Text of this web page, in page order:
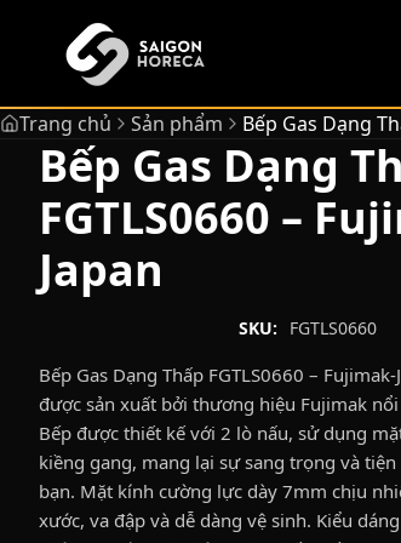
chính
Trang chủ Sản phẩm Bếp Gas Dạng
Bếp Gas Dạng
FGTLS0660 –
Japan
SKU: FGTLS0660
Bếp Gas Dạng Thấp FGTLS0660 –
được sản xuất bởi thương hiệu Fujimak
Bếp được thiết kế với 2 lò nấu, sử dụng
kiềng gang, mang lại sự sang trọng và
bạn. Mặt kính cường lực dày 7mm chịu
xước, va đập và dễ dàng vệ sinh. Kiểu